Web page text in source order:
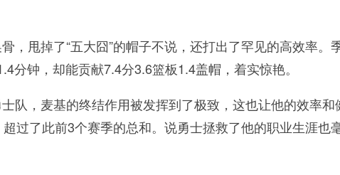
，甩掉了“五大囧”的帽子不说，还打出了罕见的高效率。
分钟，却能贡献7.4分3.6篮板1.4盖帽，着实惊艳。
队，麦基的终结作用被发挥到了极致，这也让他的效率和
过了此前3个赛季的总和。说勇士拯救了他的职业生涯也